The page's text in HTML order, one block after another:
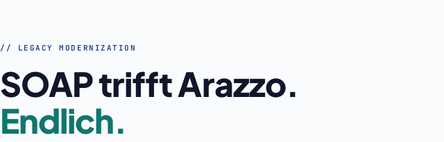
// LEGACY MODERNIZATION
SOAP trifft Arazzo.
Endlich.